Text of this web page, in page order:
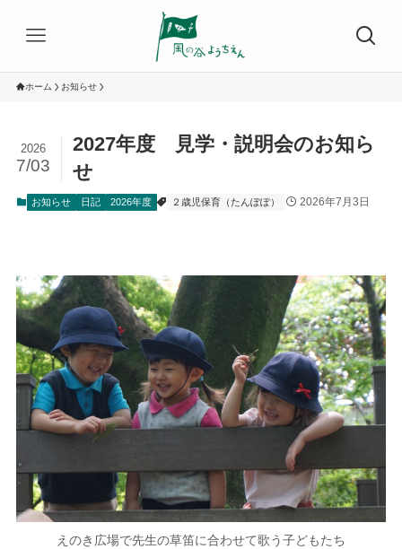
ホーム お知らせ
2027年度 見学・説明会のお知ら
せ
2026
7/03
お知らせ 日記 2026年度 ２歳児保育（たんぽぽ） 2026年7月3日
えのき広場で先生の草笛に合わせて歌う子どもたち